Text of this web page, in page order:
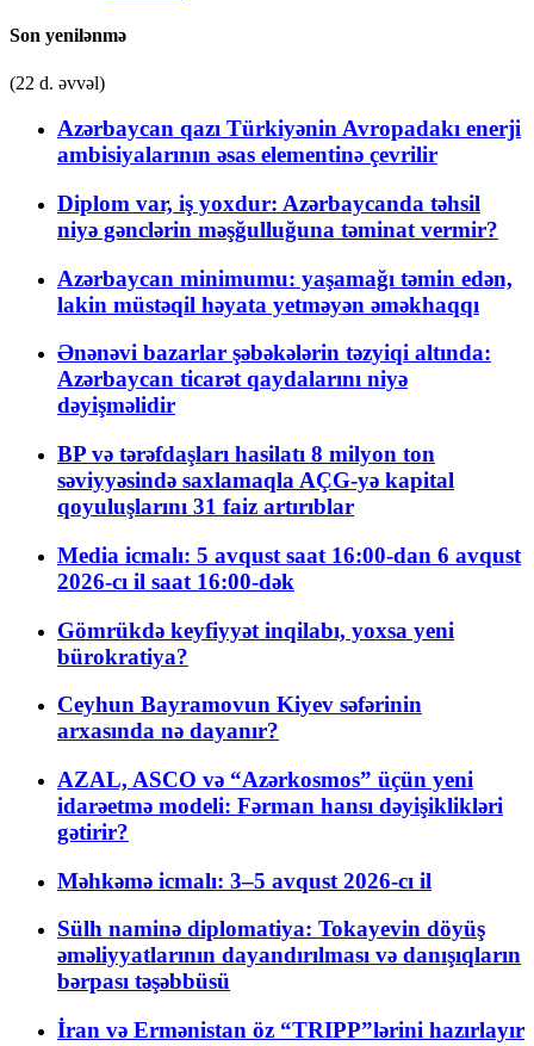
Son yenilənmə
(22 d. əvvəl)
Azərbaycan qazı Türkiyənin Avropadakı enerji
ambisiyalarının əsas elementinə çevrilir
Diplom var, iş yoxdur: Azərbaycanda təhsil
niyə gənclərin məşğulluğuna təminat vermir?
Azərbaycan minimumu: yaşamağı təmin edən,
lakin müstəqil həyata yetməyən əməkhaqqı
Ənənəvi bazarlar şəbəkələrin təzyiqi altında:
Azərbaycan ticarət qaydalarını niyə
dəyişməlidir
BP və tərəfdaşları hasilatı 8 milyon ton
səviyyəsində saxlamaqla AÇG-yə kapital
qoyuluşlarını 31 faiz artırıblar
Media icmalı: 5 avqust saat 16:00-dan 6 avqust
2026-cı il saat 16:00-dək
Gömrükdə keyfiyyət inqilabı, yoxsa yeni
bürokratiya?
Ceyhun Bayramovun Kiyev səfərinin
arxasında nə dayanır?
AZAL, ASCO və “Azərkosmos” üçün yeni
idarəetmə modeli: Fərman hansı dəyişiklikləri
gətirir?
Məhkəmə icmalı: 3–5 avqust 2026-cı il
Sülh naminə diplomatiya: Tokayevin döyüş
əməliyyatlarının dayandırılması və danışıqların
bərpası təşəbbüsü
İran və Ermənistan öz “TRIPP”lərini hazırlayır